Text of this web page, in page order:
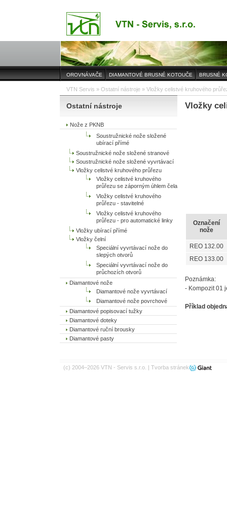
OROVNÁVAČE DIAMANTOVÉ BRUSNÉ KOTOUČE BRUSNÉ
VTN Servis » Ostatní nástroje » Vložky celistvé kruhového
Ostatní nástroje Vložky
Nože z PKNB
Soustružnické nože složené
ubírací přímé
Soustružnické nože složené stranové
Soustružnické nože složené vyvrtávací
Vložky celistvé kruhového průřezu
Vložky celistvé kruhového
průřezu se záporným úhlem čela
Vložky celistvé kruhového
průřezu - stavitelné
Vložky celistvé kruhového
průřezu - pro automatické linky
Vložky ubírací přímé
Vložky čelní
Speciální vyvrtávací nože do
slepých otvorů
Speciální vyvrtávací nože do
průchozích otvorů
Diamantové nože
Diamantové nože vyvrtávací
Diamantové nože povrchové
Diamantové popisovací tužky
Diamantové doteky
Diamantové ruční brousky
Diamantové pasty
Označení
nože
REO 132.00
REO 133.00
Poznámka:
- Kompozit 01
Příklad
(c) 2004–2026 VTN - Servis s.r.o. | Tvorba stránek